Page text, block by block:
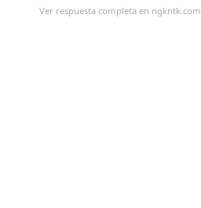
Ver respuesta completa en ngkntk.com